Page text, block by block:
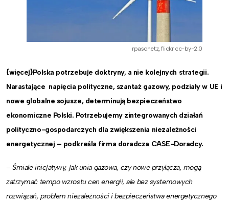
rpaschetz, flickr cc-by-2.0
{więcej}Polska potrzebuje doktryny, a nie kolejnych strategii.
Narastające napięcia polityczne, szantaż gazowy, podziały w UE i
nowe globalne sojusze, determinują bezpieczeństwo
ekonomiczne Polski. Potrzebujemy zintegrowanych działań
polityczno-gospodarczych dla zwiększenia niezależności
energetycznej – podkreśla firma doradcza CASE-Doradcy.
–Śmiałe inicjatywy, jak unia gazowa, czy nowe przyłącza, mogą
zatrzymać tempo wzrostu cen energii, ale bez systemowych
rozwiązań, problem niezależności i bezpieczeństwa energetycznego